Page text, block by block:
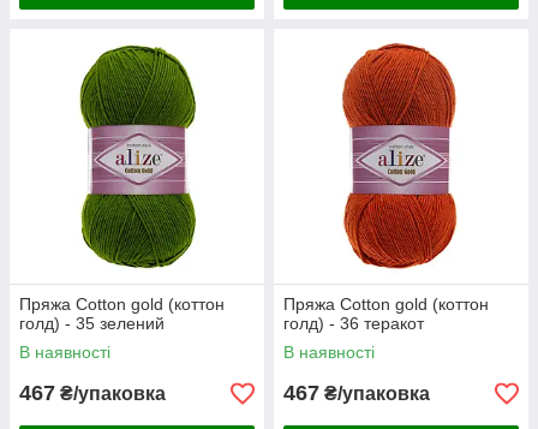
Пряжа Cotton gold (коттон
голд) - 35 зелений
В наявності
467 ₴/упаковка
Пряжа Cotton gold (коттон
голд) - 36 теракот
В наявності
467 ₴/упаковка